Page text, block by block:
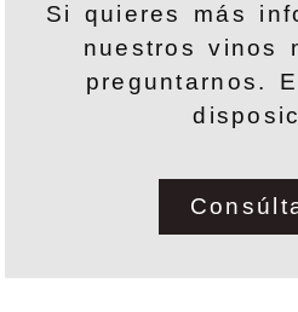
Si quieres más
nuestros vinos
preguntarnos.